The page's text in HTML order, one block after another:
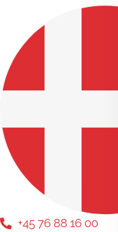
+45 76 88 16 00